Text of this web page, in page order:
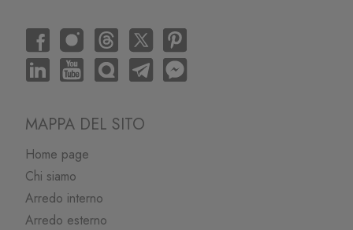
MAPPA DEL SITO
Home page
Chi siamo
Arredo interno
Arredo esterno